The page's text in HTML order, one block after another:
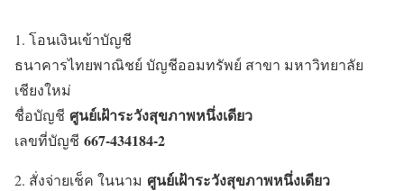
1. โอนเงินเข้าบัญชี
ธนาคารไทยพาณิชย์ บัญชีออมทรัพย์ สาขา มหาวิทยาลัย
เชียงใหม่
ชื่อบัญชี ศูนย์เฝ้าระวังสุขภาพหนึ่งเดียว
เลขที่บัญชี 667-434184-2
2. สั่งจ่ายเช็ค ในนาม ศูนย์เฝ้าระวังสุขภาพหนึ่งเดียว